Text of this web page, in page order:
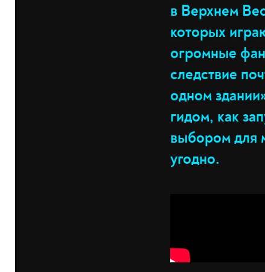
в Верхнем
которых
огромные
следствие
одном
гидом, как
выбором для
угодно.